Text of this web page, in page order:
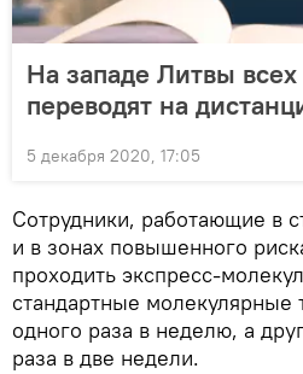
На западе Литвы
переводят на
5 декабря 2020, 17:05
Сотрудники, работающие в
и в зонах повышенного
проходить экспресс-
стандартные
одного раза в неделю, а
раза в две недели.